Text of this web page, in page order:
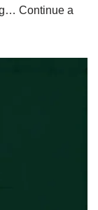
Continue a